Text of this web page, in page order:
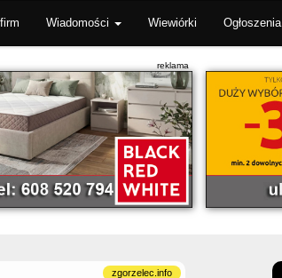
Wiadomości Wiewiórki Ogłoszenia